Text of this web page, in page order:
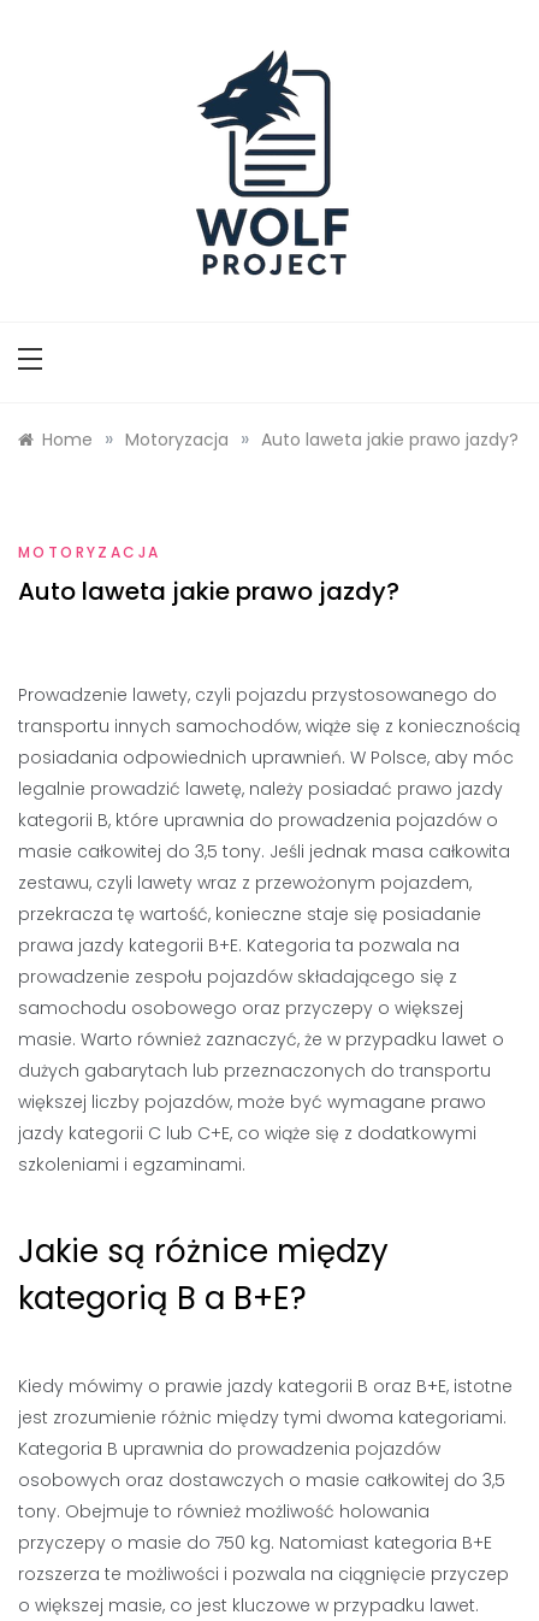
Home » Motoryzacja » Auto laweta jakie prawo jazdy?
MOTORYZACJA
Auto laweta jakie prawo jazdy?
Prowadzenie lawety, czyli pojazdu przystosowanego do
transportu innych samochodów, wiąże się z koniecznością
posiadania odpowiednich uprawnień. W Polsce, aby móc
legalnie prowadzić lawetę, należy posiadać prawo jazdy
kategorii B, które uprawnia do prowadzenia pojazdów o
masie całkowitej do 3,5 tony. Jeśli jednak masa całkowita
zestawu, czyli lawety wraz z przewożonym pojazdem,
przekracza tę wartość, konieczne staje się posiadanie
prawa jazdy kategorii B+E. Kategoria ta pozwala na
prowadzenie zespołu pojazdów składającego się z
samochodu osobowego oraz przyczepy o większej
masie. Warto również zaznaczyć, że w przypadku lawet o
dużych gabarytach lub przeznaczonych do transportu
większej liczby pojazdów, może być wymagane prawo
jazdy kategorii C lub C+E, co wiąże się z dodatkowymi
szkoleniami i egzaminami.
Jakie są różnice między
kategorią B a B+E?
Kiedy mówimy o prawie jazdy kategorii B oraz B+E, istotne
jest zrozumienie różnic między tymi dwoma kategoriami.
Kategoria B uprawnia do prowadzenia pojazdów
osobowych oraz dostawczych o masie całkowitej do 3,5
tony. Obejmuje to również możliwość holowania
przyczepy o masie do 750 kg. Natomiast kategoria B+E
rozszerza te możliwości i pozwala na ciągnięcie przyczep
o większej masie, co jest kluczowe w przypadku lawet.